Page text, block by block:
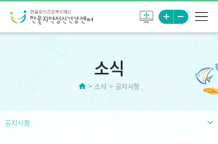
소식
소식 공지사항
공지사항